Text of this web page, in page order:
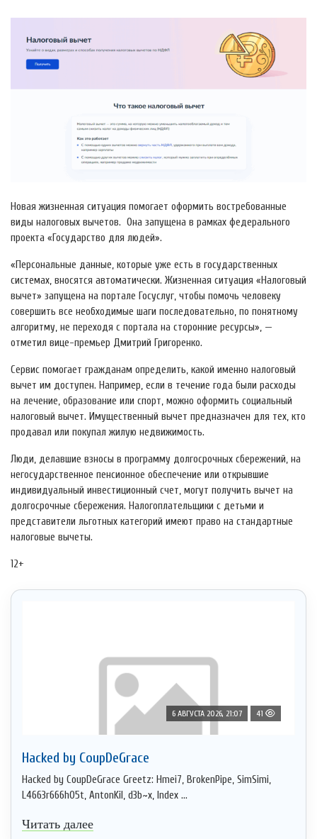
Новая жизненная ситуация помогает оформить востребованные
виды налоговых вычетов. Она запущена в рамках федерального
проекта «Государство для людей».
«Персональные данные, которые уже есть в государственных
системах, вносятся автоматически. Жизненная ситуация «Налоговый
вычет» запущена на портале Госуслуг, чтобы помочь человеку
совершить все необходимые шаги последовательно, по понятному
алгоритму, не переходя с портала на сторонние ресурсы», —
отметил вице-премьер Дмитрий Григоренко.
Сервис помогает гражданам определить, какой именно налоговый
вычет им доступен. Например, если в течение года были расходы
на лечение, образование или спорт, можно оформить социальный
налоговый вычет. Имущественный вычет предназначен для тех, кто
продавал или покупал жилую недвижимость.
Люди, делавшие взносы в программу долгосрочных сбережений, на
негосударственное пенсионное обеспечение или открывшие
индивидуальный инвестиционный счет, могут получить вычет на
долгосрочные сбережения. Налогоплательщики с детьми и
представители льготных категорий имеют право на стандартные
налоговые вычеты.
12+
6 АВГУСТА 2026, 21:07 41
Hacked by CoupDeGrace
Hacked by CoupDeGrace Greetz: Hmei7, BrokenPipe, SimSimi,
L4663r666h05t, AntonKil, d3b~x, Index ...
Читать далее